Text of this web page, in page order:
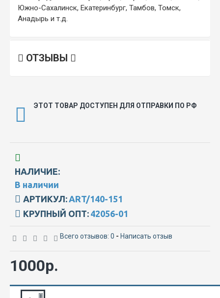
Южно-Сахалинск, Екатеринбург, Тамбов, Томск,
Анадырь и т.д.
ОТЗЫВЫ
ЭТОТ ТОВАР ДОСТУПЕН ДЛЯ ОТПРАВКИ ПО РФ
НАЛИЧИЕ:
В наличии
АРТИКУЛ: ART/140-151
КРУПНЫЙ ОПТ: 42056-01
Всего отзывов: 0 - Написать отзыв
1000р.